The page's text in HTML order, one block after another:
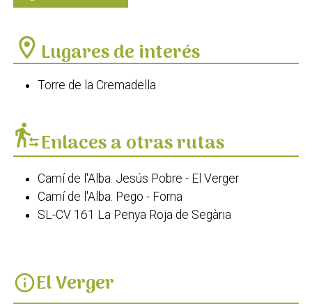
location_on Lugares de interés
Torre de la Cremadella
transfer_within_a_stationEnlaces a otras rutas
Camí de l'Alba. Jesús Pobre - El Verger
Camí de l'Alba. Pego - Forna
SL-CV 161 La Penya Roja de Segària
infoEl Verger